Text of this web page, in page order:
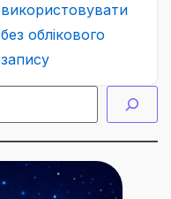
використовувати
без облікового
запису